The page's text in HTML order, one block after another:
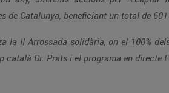
de Catalunya, beneficiant un total de
la II Arrossada solidària, on el 100%
català Dr. Prats i el programa en